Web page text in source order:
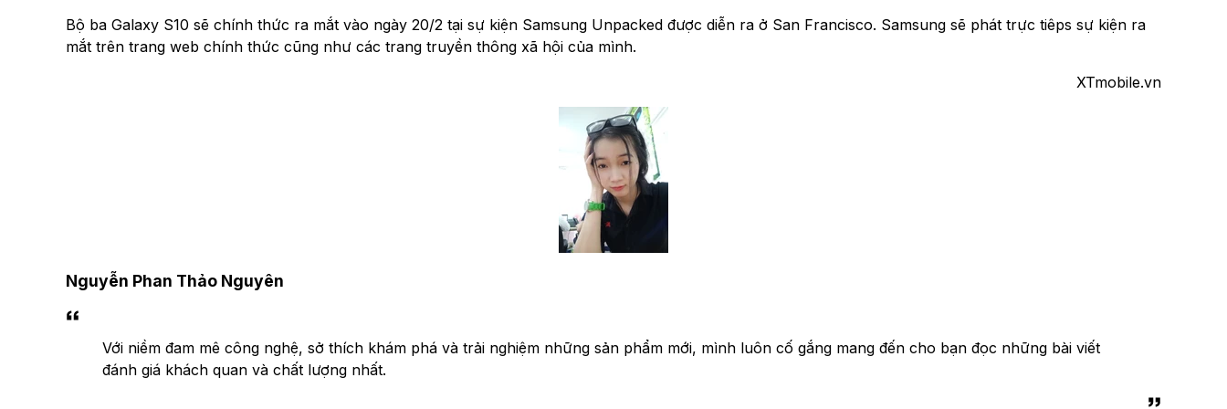
Bộ ba Galaxy S10 sẽ chính thức ra mắt vào ngày 20/2 tại sự kiện Samsung Unpacked được diễn ra ở San Francisco. Samsung sẽ phát trực tiêps sự kiện ra
mắt trên trang web chính thức cũng như các trang truyền thông xã hội của mình.
XTmobile.vn
Nguyễn Phan Thảo Nguyên
Với niềm đam mê công nghệ, sở thích khám phá và trải nghiệm những sản phẩm mới, mình luôn cố gắng mang đến cho bạn đọc những bài viết
đánh giá khách quan và chất lượng nhất.